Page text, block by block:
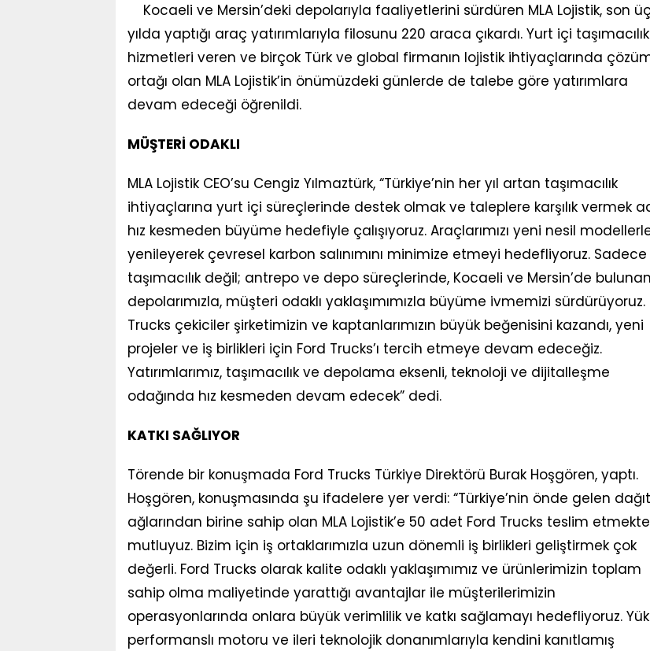
Kocaeli ve Mersin’deki depolarıyla faaliyetlerini sürdüren MLA Lojistik, son üç
yılda yaptığı araç yatırımlarıyla filosunu 220 araca çıkardı. Yurt içi taşımacılık
hizmetleri veren ve birçok Türk ve global firmanın lojistik ihtiyaçlarında
ortağı olan MLA Lojistik’in önümüzdeki günlerde de talebe göre yatırımlara
devam edeceği öğrenildi.
MÜŞTERİ ODAKLI
MLA Lojistik CEO’su Cengiz Yılmaztürk, “Türkiye’nin her yıl artan taşımacılık
ihtiyaçlarına yurt içi süreçlerinde destek olmak ve taleplere karşılık vermek
hız kesmeden büyüme hedefiyle çalışıyoruz. Araçlarımızı yeni nesil
yenileyerek çevresel karbon salınımını minimize etmeyi hedefliyoruz. Sadece
taşımacılık değil; antrepo ve depo süreçlerinde, Kocaeli ve Mersin’de bulunan
depolarımızla, müşteri odaklı yaklaşımımızla büyüme ivmemizi sürdürüyoruz.
Trucks çekiciler şirketimizin ve kaptanlarımızın büyük beğenisini kazandı, yeni
projeler ve iş birlikleri için Ford Trucks’ı tercih etmeye devam edeceğiz.
Yatırımlarımız, taşımacılık ve depolama eksenli, teknoloji ve dijitalleşme
odağında hız kesmeden devam edecek” dedi.
KATKI SAĞLIYOR
Törende bir konuşmada Ford Trucks Türkiye Direktörü Burak Hoşgören, yaptı.
Hoşgören, konuşmasında şu ifadelere yer verdi: “Türkiye’nin önde gelen
ağlarından birine sahip olan MLA Lojistik’e 50 adet Ford Trucks teslim
mutluyuz. Bizim için iş ortaklarımızla uzun dönemli iş birlikleri geliştirmek çok
değerli. Ford Trucks olarak kalite odaklı yaklaşımımız ve ürünlerimizin toplam
sahip olma maliyetinde yarattığı avantajlar ile müşterilerimizin
operasyonlarında onlara büyük verimlilik ve katkı sağlamayı hedefliyoruz.
performanslı motoru ve ileri teknolojik donanımlarıyla kendini kanıtlamış